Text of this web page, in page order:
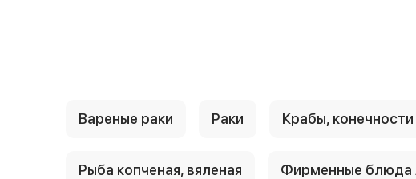
Вареные раки Раки Крабы,
Рыба копченая, вяленая Фирменные блюда